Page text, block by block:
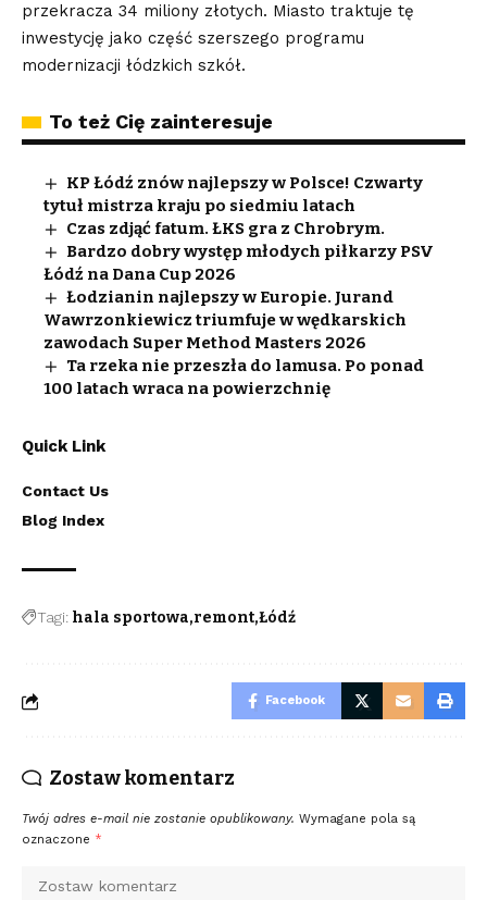
przekracza 34 miliony złotych. Miasto traktuje tę
inwestycję jako część szerszego programu
modernizacji łódzkich szkół.
To też Cię zainteresuje
KP Łódź znów najlepszy w Polsce! Czwarty
tytuł mistrza kraju po siedmiu latach
Czas zdjąć fatum. ŁKS gra z Chrobrym.
Bardzo dobry występ młodych piłkarzy PSV
Łódź na Dana Cup 2026
Łodzianin najlepszy w Europie. Jurand
Wawrzonkiewicz triumfuje w wędkarskich
zawodach Super Method Masters 2026
Ta rzeka nie przeszła do lamusa. Po ponad
100 latach wraca na powierzchnię
Quick Link
Contact Us
Blog Index
Tagi: hala sportowa remont Łódź
Facebook
Zostaw komentarz
Twój adres e-mail nie zostanie opublikowany. Wymagane pola są
oznaczone *